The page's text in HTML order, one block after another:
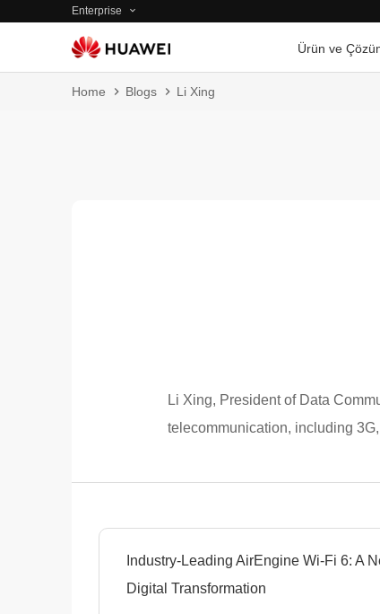
Enterprise
Ürün ve
Home Blogs Li Xing
Li Xing, President of Data
telecommunication, including
Industry-Leading AirEngine Wi-Fi 6: A
Digital Transformation